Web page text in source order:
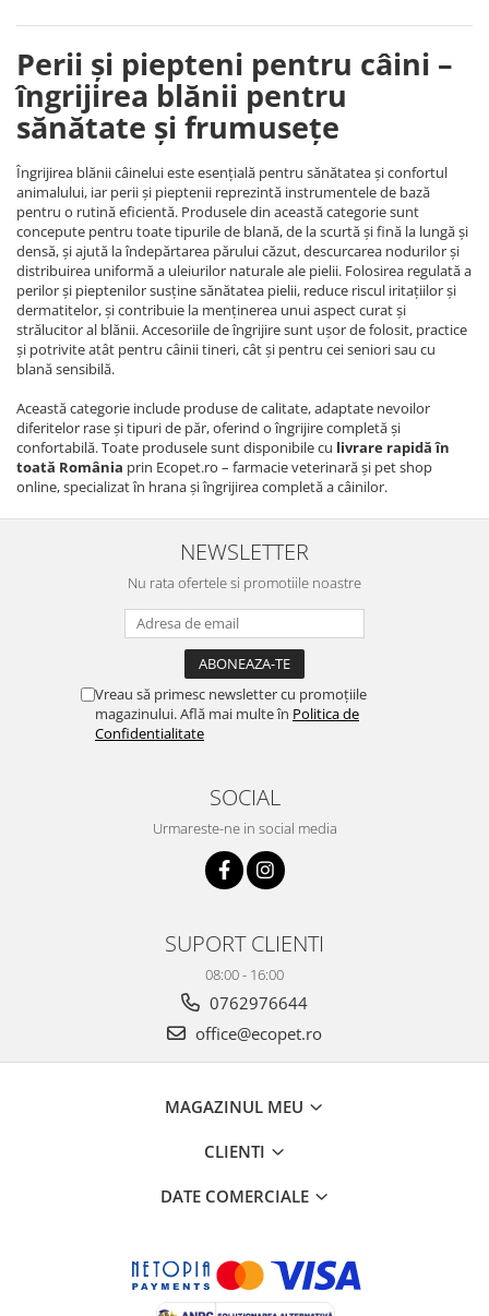
Perii și piepteni pentru câini –
îngrijirea blănii pentru
sănătate și frumusețe
Îngrijirea blănii câinelui este esențială pentru sănătatea și confortul
animalului, iar perii și pieptenii reprezintă instrumentele de bază
pentru o rutină eficientă. Produsele din această categorie sunt
concepute pentru toate tipurile de blană, de la scurtă și fină la lungă și
densă, și ajută la îndepărtarea părului căzut, descurcarea nodurilor și
distribuirea uniformă a uleiurilor naturale ale pielii. Folosirea regulată a
perilor și pieptenilor susține sănătatea pielii, reduce riscul iritațiilor și
dermatitelor, și contribuie la menținerea unui aspect curat și
strălucitor al blănii. Accesoriile de îngrijire sunt ușor de folosit, practice
și potrivite atât pentru câinii tineri, cât și pentru cei seniori sau cu
blană sensibilă.
Această categorie include produse de calitate, adaptate nevoilor
diferitelor rase și tipuri de păr, oferind o îngrijire completă și
confortabilă. Toate produsele sunt disponibile cu livrare rapidă în
toată România prin Ecopet.ro – farmacie veterinară și pet shop
online, specializat în hrana și îngrijirea completă a câinilor.
NEWSLETTER
Nu rata ofertele si promotiile noastre
Vreau să primesc newsletter cu promoțiile
magazinului. Află mai multe în Politica de
Confidentialitate
SOCIAL
Urmareste-ne in social media
SUPORT CLIENTI
08:00 - 16:00
0762976644
office@ecopet.ro
MAGAZINUL MEU
CLIENTI
DATE COMERCIALE